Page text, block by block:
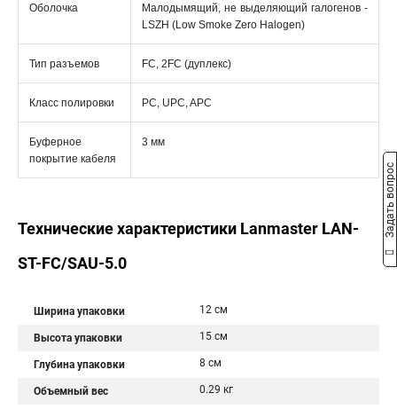
Оболочка
Малодымящий, не выделяющий галогенов -
LSZH (Low Smoke Zero Halogen)
Тип разъемов FC, 2FC (дуплекс)
Класс полировки PC, UPC, APC
Буферное
покрытие кабеля
3 мм
Технические характеристики Lanmaster LAN-
ST-FC/SAU-5.0
Ширина упаковки 12 см
Высота упаковки 15 см
Глубина упаковки 8 см
Объемный вес 0.29 кг
Задать вопрос